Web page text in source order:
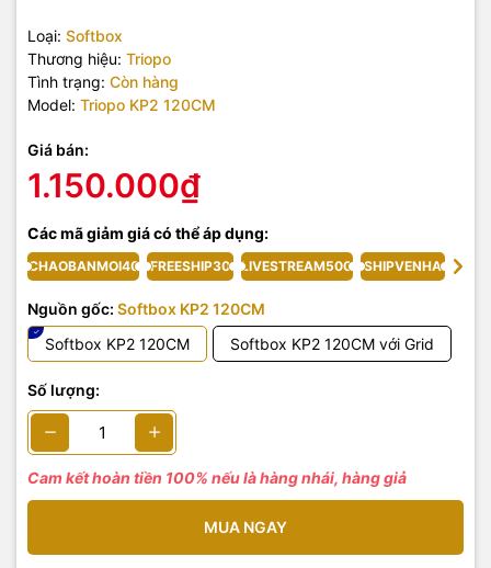
Loại: Softbox
Thương hiệu: Triopo
Tình trạng: Còn hàng
Model: Triopo KP2 120CM
Giá bán:
1.150.000₫
Các mã giảm giá có thể áp dụng:
CHAOBANMOI40 FREESHIP30 LIVESTREAM500 SHIPVENHA
Nguồn gốc: Softbox KP2 120CM
Softbox KP2 120CM
Softbox KP2 120CM với Grid
Số lượng:
Cam kết hoàn tiền 100% nếu là hàng nhái, hàng giả
MUA NGAY